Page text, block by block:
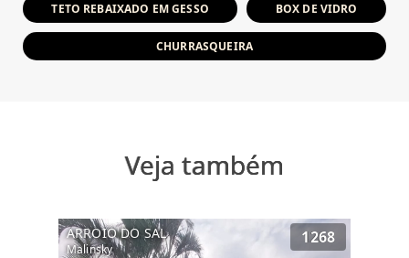
TETO REBAIXADO EM GESSO BOX DE VIDRO
CHURRASQUEIRA
Veja também
ARROIO DO SAL
Malinsky
1268